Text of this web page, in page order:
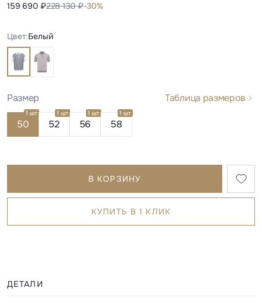
159 690 ₽228 130 ₽-30%
Цвет:Белый
Размер Таблица размеров
50
1 шт
52
1 шт
56
1 шт
58
1 шт
В КОРЗИНУ
КУПИТЬ В 1 КЛИК
ДЕТАЛИ